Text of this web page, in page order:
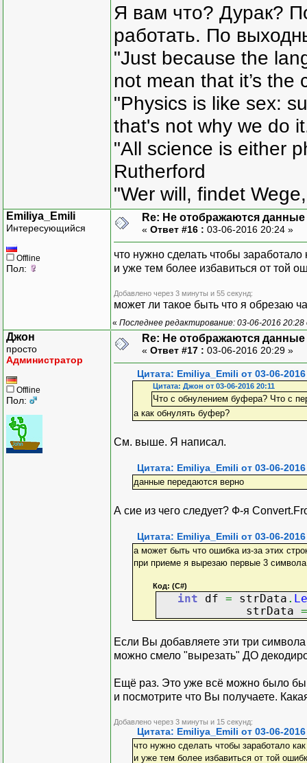
} ));
}
});
SendData(
}
public void
byte
{
else if (
}
}
Я вам что? Дурак?
работать. По
"Just because the
not mean that it’s the
"Physics is like sex:
that's not why we do
"All science is either
Rutherford
"Wer will, findet
Emiliya_Emili
Интересующийся
Offline
Пол:
Re: Не отображаются
« Ответ #16 : 03-06-2016 20:24 »
что нужно сделать чтобы заработало
и уже тем более избавиться от той
Добавлено через 3 минуты и 55 секунд:
может ли такое быть что я обрезаю
« Последнее редактирование: 03-06-2016
Джон
просто
Администратор
Offline
Пол:
Re: Не отображаются
« Ответ #17 : 03-06-2016 20:29 »
Цитата: Emiliya_Emili от 03-06-
Цитата: Джон от 03-06-2016 20:11
Что с обнулением буфера? Что с
а как обнулять буфер?
См. выше. Я написал.
Цитата: Emiliya_Emili от 03-06-
данные передаются верно
А сие из чего следует? Ф-я
Цитата: Emiliya_Emili от 03-06-
а может быть что ошибка из-за этих
при приеме я вырезаю первые 3
Код: (C#)
int df = strData .
strData =
Если Вы добавляете эти три
можно смело "вырезать" ДО
Ещё раз. Это уже всё можно было бы
и посмотрите что Вы получаете.
Добавлено через 3 минуты и 15 секунд:
Цитата: Emiliya_Emili от 03-06-
что нужно сделать чтобы заработало
и уже тем более избавиться от той